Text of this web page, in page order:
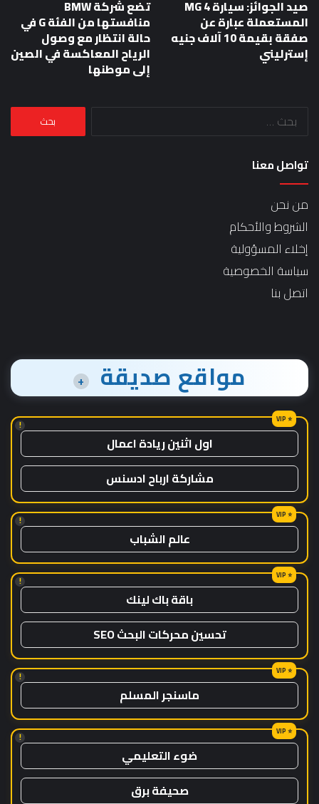
صيد الجوائز: سيارة MG 4
المستعملة عبارة عن
صفقة بقيمة 10 آلاف جنيه
إسترليني
تضع شركة BMW
منافستها من الفئة G في
حالة انتظار مع وصول
الرياح المعاكسة في الصين
إلى موطنها
البحث
تواصل معنا
من نحن
الشروط والأحكام
إخلاء المسؤولية
سياسة الخصوصية
اتصل بنا
مواقع صديقة +
!
اول اثنين ريادة اعمال
مشاركة ارباح ادسنس
!
عالم الشباب
!
باقة باك لينك
تحسين محركات البحث SEO
!
ماسنجر المسلم
!
ضوء التعليمي
صحيفة برق